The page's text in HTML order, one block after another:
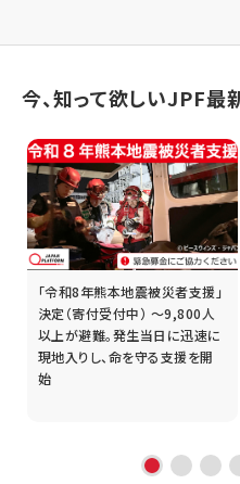
今、知って欲しいJPF最
「令和8年熊本地震被災者支援」
決定（寄付受付中） ～9,800人
以上が避難。発生当日に迅速に
現地入りし、命を守る支援を開
始